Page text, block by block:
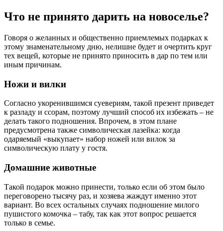
Что не принято дарить на новоселье?
Говоря о желанных и общественно приемлемых подарках к
этому знаменательному дню, нелишне будет и очертить круг
тех вещей, которые не принято приносить в дар по тем или
иным причинам.
Ножи и вилки
Согласно укоренившимся суевериям, такой презент приведет
к разладу и ссорам, поэтому лучший способ их избежать – не
делать такого подношения. Впрочем, в этом плане
предусмотрена также символическая лазейка: когда
одаряемый «выкупает» набор ножей или вилок за
символическую плату у гостя.
Домашние животные
Такой подарок можно принести, только если об этом было
переговорено тысячу раз, и хозяева жаждут именно этот
вариант. Во всех остальных случаях подношение милого
пушистого комочка – табу, так как этот вопрос решается
только в семье.